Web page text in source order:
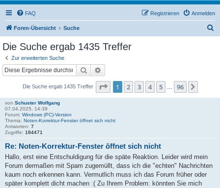
FAQ Anmelden
Registrieren
Foren-Übersicht Suche
Die Suche ergab 1435 Treffer
Zur erweiterten Suche
Suche
Die Suche ergab 1435 Treffer Seite 1von 96
1 2 3 4 5 96
von Schuster Wolfgang
07.04.2025, 14:39
Forum: Windows (PC)-Version
Thema: Noten-Korrektur-Fenster öffnet sich nicht
Antworten: 7
Zugriffe: 184471
Re: Noten-Korrektur-Fenster öffnet sich nicht
Hallo, erst eine Entschuldigung für die späte Reaktion. Leider wird mein
Forum dermaßen mit Spam zugemüllt, dass ich die "echten" Nachrichten
kaum noch erkennen kann. Vermutlich muss ich das Forum früher oder
später komplett dicht machen :( Zu Ihrem Problem: könnten Sie mich